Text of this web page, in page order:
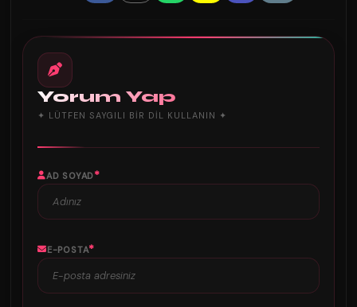
Yorum Yap
✦ LÜTFEN SAYGILI BIR DIL KULLANIN ✦
AD SOYAD*
E-POSTA*